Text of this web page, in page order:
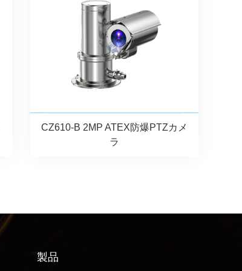
CZ610-B 2MP ATEX防爆PTZカメ
ラ
製品